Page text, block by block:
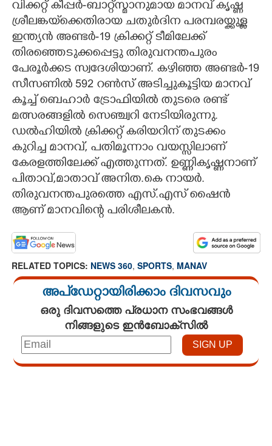
LITERATURE
ZOOM
CONTACT US
വിക്കറ്റ് കീപ്പർ-ബാറ്റ്സ്മാനുമായ മാനവ് കൃഷ്ണ
ശ്രീലങ്കയ്‌ക്കെതിരായ ചതുർദിന പരമ്പരയ്ക്കുള്ള
ഇന്ത്യൻ അണ്ടർ-19 ക്രിക്കറ്റ് ടീമിലേക്ക്
തിരഞ്ഞെടുക്കപ്പെട്ടു തിരുവനന്തപുരം
പേരൂർക്കട സ്വദേശിയാണ്. കഴിഞ്ഞ അണ്ടർ-19
സീസണിൽ 592 റൺസ് അടിച്ചുകൂട്ടിയ മാനവ്
കൂച്ച് ബെഹാർ ട്രോഫിയിൽ തുടരെ രണ്ട്
മത്സരങ്ങളിൽ സെഞ്ച്വറി നേടിയിരുന്നു.
ഡൽഹിയിൽ ക്രിക്കറ്റ് കരിയറിന് തുടക്കം
കുറിച്ച മാനവ്, പതിമൂന്നാം വയസ്സിലാണ്
കേരളത്തിലേക്ക് എത്തുന്നത്. ഉണ്ണികൃഷ്ണനാണ്
പിതാവ്,മാതാവ് അനിത.കെ നായർ.
തിരുവനന്തപുരത്തെ എസ്.എസ് ഷൈൻ
ആണ് മാനവിന്റെ പരിശീലകൻ.
RELATED TOPICS: NEWS 360, SPORTS, MANAV
അപ്ഡേറ്റായിരിക്കാം ദിവസവും
ഒരു ദിവസത്തെ പ്രധാന സംഭവങ്ങൾ
നിങ്ങളുടെ ഇൻബോക്സിൽ